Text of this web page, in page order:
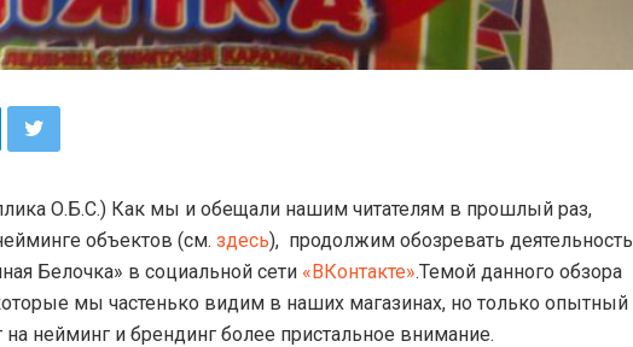
О.Б.С.) Как мы и обещали нашим читателям в прошлый раз,
объектов (см. здесь), продолжим обозревать деятельность
Белочка» в социальной сети «ВКонтакте».Темой данного обзора
мы частенько видим в наших магазинах, но только опытный
нейминг и брендинг более пристальное внимание.